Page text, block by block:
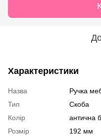
Характеристики
Назва
Ручка
Тип
Скоба
Колір
антична
Розмір
192 мм